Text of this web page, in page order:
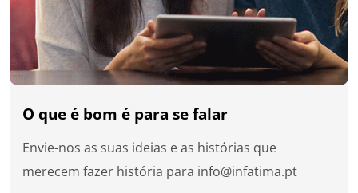
O que é bom é para se falar
Envie-nos as suas ideias e as histórias que
merecem fazer história para info@infatima.pt